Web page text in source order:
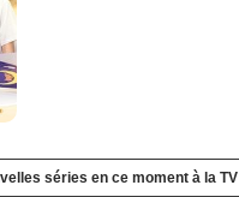
séries en ce moment à la TV